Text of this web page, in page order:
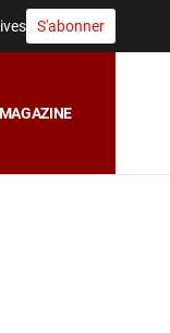
S'abonner